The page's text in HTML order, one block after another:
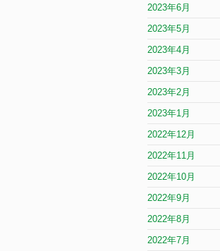
2023年6月
2023年5月
2023年4月
2023年3月
2023年2月
2023年1月
2022年12月
2022年11月
2022年10月
2022年9月
2022年8月
2022年7月